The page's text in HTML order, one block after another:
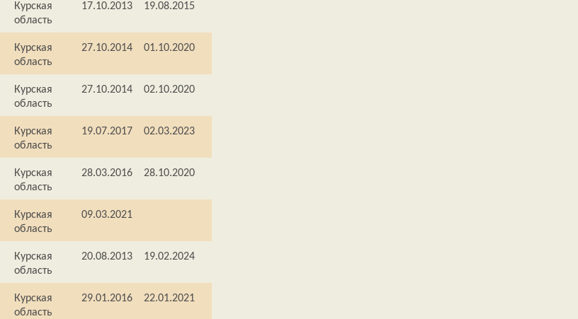
Курская
область
17.10.2013 19.08.2015
Курская
область
27.10.2014 01.10.2020
Курская
область
27.10.2014 02.10.2020
Курская
область
19.07.2017 02.03.2023
Курская
область
28.03.2016 28.10.2020
Курская
область
09.03.2021
Курская
область
20.08.2013 19.02.2024
Курская
область
29.01.2016 22.01.2021